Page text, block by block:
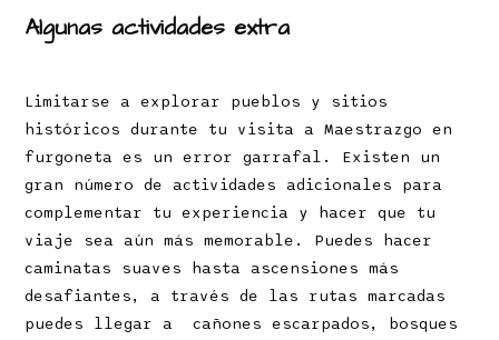
Algunas actividades extra
Limitarse a explorar pueblos y sitios
históricos durante tu visita a Maestrazgo en
furgoneta es un error garrafal. Existen un
gran número de actividades adicionales para
complementar tu experiencia y hacer que tu
viaje sea aún más memorable. Puedes hacer
caminatas suaves hasta ascensiones más
desafiantes, a través de las rutas marcadas
puedes llegar a cañones escarpados, bosques